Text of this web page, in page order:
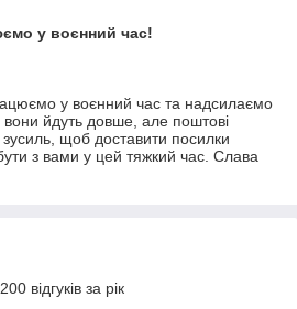
у воєнний час!
у воєнний час та надсилаємо
йдуть довше, але поштові
щоб доставити посилки
з вами у цей тяжкий час. Слава
відгуків за рік